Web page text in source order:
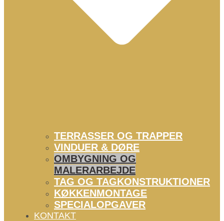
TERRASSER OG TRAPPER
VINDUER & DØRE
OMBYGNING OG
MALERARBEJDE
TAG OG TAGKONSTRUKTIONER
KØKKENMONTAGE
SPECIALOPGAVER
KONTAKT